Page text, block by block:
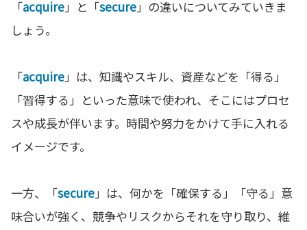
「acquire」と「secure」の違いについてみていきま
しょう。
「acquire」は、知識やスキル、資産などを「得る」
「習得する」といった意味で使われ、そこにはプロセ
スや成長が伴います。時間や努力をかけて手に入れる
イメージです。
一方、「secure」は、何かを「確保する」「守る」意
味合いが強く、競争やリスクからそれを守り取り、維